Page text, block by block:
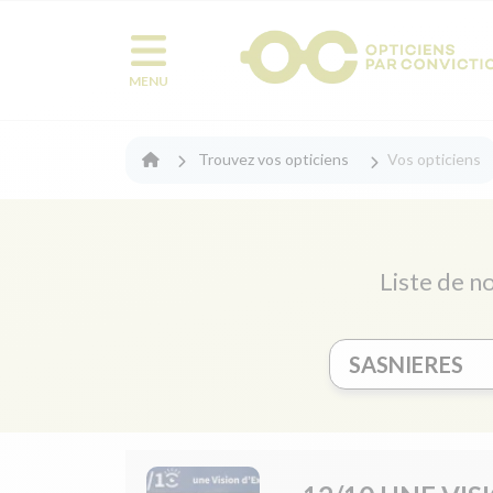
MENU
Trouvez vos opticiens Vos opticiens
Liste de